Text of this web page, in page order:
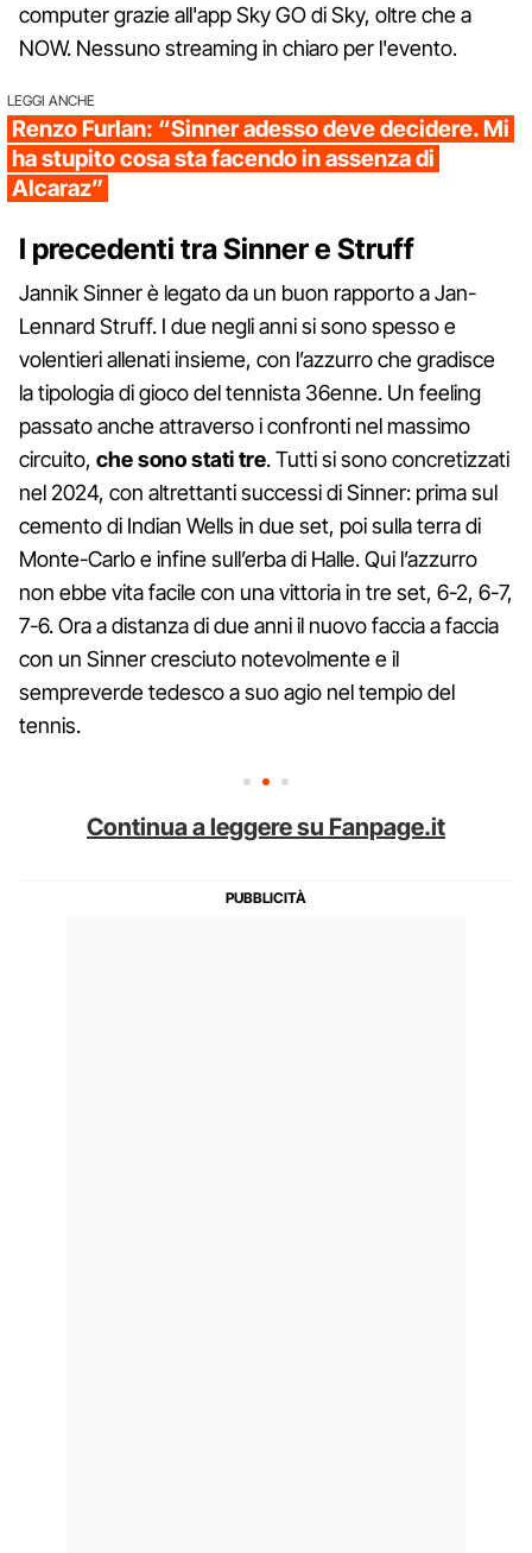
computer grazie all'app Sky GO di Sky, oltre che a
NOW. Nessuno streaming in chiaro per l'evento.
LEGGI ANCHE
Renzo Furlan: “Sinner adesso deve decidere. Mi
ha stupito cosa sta facendo in assenza di
Alcaraz”
I precedenti tra Sinner e Struff
Jannik Sinner è legato da un buon rapporto a Jan-
Lennard Struff. I due negli anni si sono spesso e
volentieri allenati insieme, con l’azzurro che gradisce
la tipologia di gioco del tennista 36enne. Un feeling
passato anche attraverso i confronti nel massimo
circuito, che sono stati tre. Tutti si sono concretizzati
nel 2024, con altrettanti successi di Sinner: prima sul
cemento di Indian Wells in due set, poi sulla terra di
Monte-Carlo e infine sull’erba di Halle. Qui l’azzurro
non ebbe vita facile con una vittoria in tre set, 6-2, 6-7,
7-6. Ora a distanza di due anni il nuovo faccia a faccia
con un Sinner cresciuto notevolmente e il
sempreverde tedesco a suo agio nel tempio del
tennis.
Continua a leggere su Fanpage.it